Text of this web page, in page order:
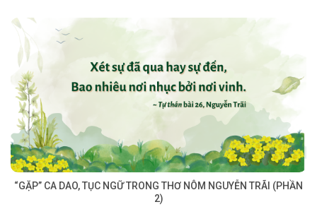
“GẶP” CA DAO, TỤC NGỮ TRONG THƠ NÔM NGUYỄN TRÃI (PHẦN
2)